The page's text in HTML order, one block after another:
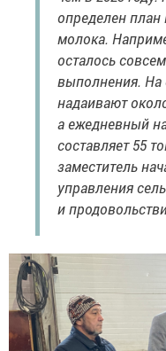
определен
молока.
осталось
выполнения. На
надаивают
а ежедневный
составляет 55
заместитель
управления
и